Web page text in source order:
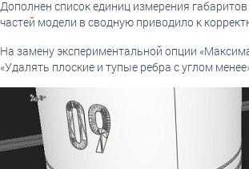
Дополнен список единиц измерения
частей модели в сводную приводило к
На замену экспериментальной опции
«Удалять плоские и тупые ребра с углом